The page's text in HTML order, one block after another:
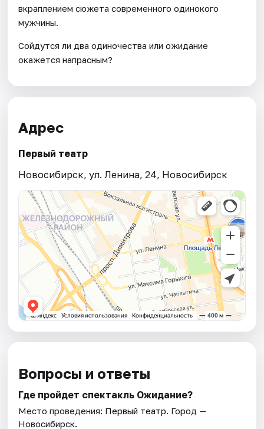
вкраплением сюжета современного одинокого
мужчины.
Сойдутся ли два одиночества или ожидание
окажется напрасным?
Адрес
Первый театр
Новосибирск, ул. Ленина, 24, Новосибирск
Вопросы и ответы
Где пройдет спектакль Ожидание?
Место проведения: Первый театр. Город —
Новосибирск.